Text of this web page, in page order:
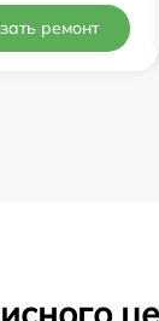
ремонт